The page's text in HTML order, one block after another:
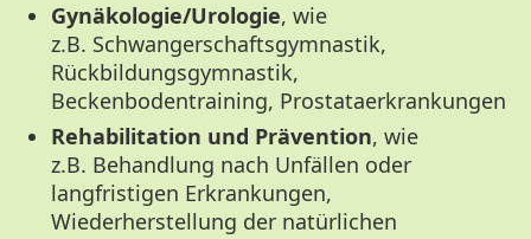
Gynäkologie/Urologie, wie
z.B. Schwangerschaftsgymnastik,
Rückbildungsgymnastik,
Beckenbodentraining, Prostataerkrankungen
Rehabilitation und Prävention, wie
z.B. Behandlung nach Unfällen oder
langfristigen Erkrankungen,
Wiederherstellung der natürlichen